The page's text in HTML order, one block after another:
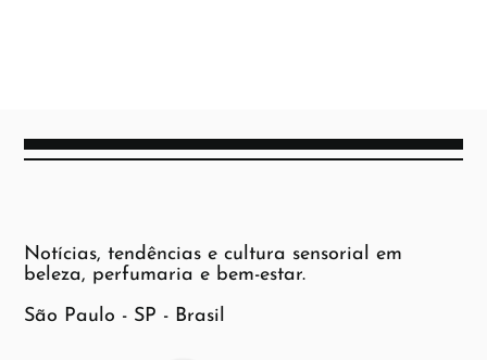
Notícias, tendências e cultura sensorial em
beleza, perfumaria e bem-estar.
São Paulo - SP - Brasil